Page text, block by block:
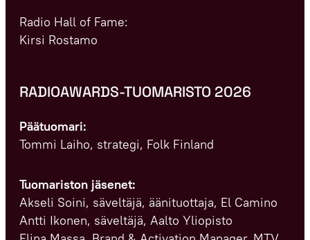
Radio Hall of Fame:
Kirsi Rostamo
RADIOAWARDS-TUOMARISTO 2026
Päätuomari:
Tommi Laiho, strategi, Folk Finland
Tuomariston jäsenet:
Akseli Soini, säveltäjä, äänituottaja, El Camino
Antti Ikonen, säveltäjä, Aalto Yliopisto